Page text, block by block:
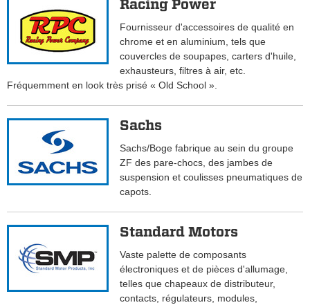
Racing Power
Fournisseur d'accessoires de qualité en
chrome et en aluminium, tels que
couvercles de soupapes, carters d'huile,
exhausteurs, filtres à air, etc.
Fréquemment en look très prisé « Old School ».
Sachs
Sachs/Boge fabrique au sein du groupe
ZF des pare-chocs, des jambes de
suspension et coulisses pneumatiques de
capots.
Standard Motors
Vaste palette de composants
électroniques et de pièces d'allumage,
telles que chapeaux de distributeur,
contacts, régulateurs, modules,